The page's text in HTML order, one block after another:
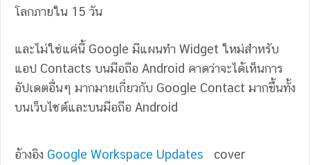
โลกภายใน 15 วัน
และไม่ใช่แค่นี้ Google มีแผนทำ Widget ใหม่สำหรับ
แอป Contacts บนมือถือ Android คาดว่าจะได้เห็นการ
อัปเดตอื่นๆ มากมายเกี่ยวกับ Google Contact มากขึ้นทั้ง
บนเว็บไซต์และบนมือถือ Android
อ้างอิง Google Workspace Updates cover